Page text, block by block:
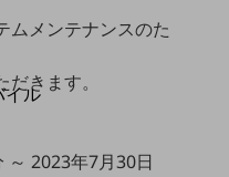
イル
ムメンテナンスのた
きます。
～ 2023年7月30日